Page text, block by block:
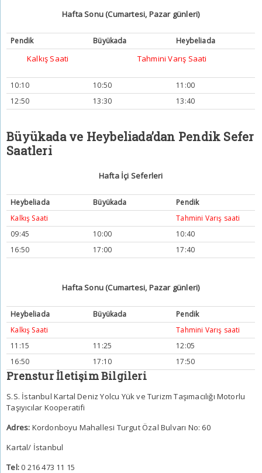
Hafta Sonu (Cumartesi, Pazar günleri)
Pendik Büyükada Heybeliada
Kalkış Saati Tahmini Varış Saati
10:10 10:50
11:00
12:50
13:30 13:40
Büyükada ve Heybeliada’dan Pendik Sefer
Saatleri
Hafta İçi Seferleri
Heybeliada Büyükada
Pendik
Kalkış Saati
Tahmini Varış saati
09:45
10:00
10:40
16:50
17:00 17:40
Hafta Sonu (Cumartesi, Pazar günleri)
Heybeliada Büyükada
Pendik
Kalkış Saati
Tahmini Varış saati
11:15
11:25
12:05
16:50
17:10 17:50
Prenstur İletişim Bilgileri
S.S. İstanbul Kartal Deniz Yolcu Yük ve Turizm Taşımacılığı Motorlu
Taşıyıcılar Kooperatifi
Adres: Kordonboyu Mahallesi Turgut Özal Bulvarı No: 60
Kartal/ İstanbul
Tel:0 216 473 11 15